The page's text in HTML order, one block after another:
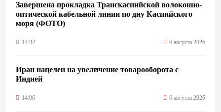
Завершена прокладка Транскаспийской волоконно-
оптической кабельной линии по дну Каспийского
моря (ФОТО)
14:32 6 августа 2026
Иран нацелен на увеличение товарооборота с
Индией
14:06 6 августа 2026